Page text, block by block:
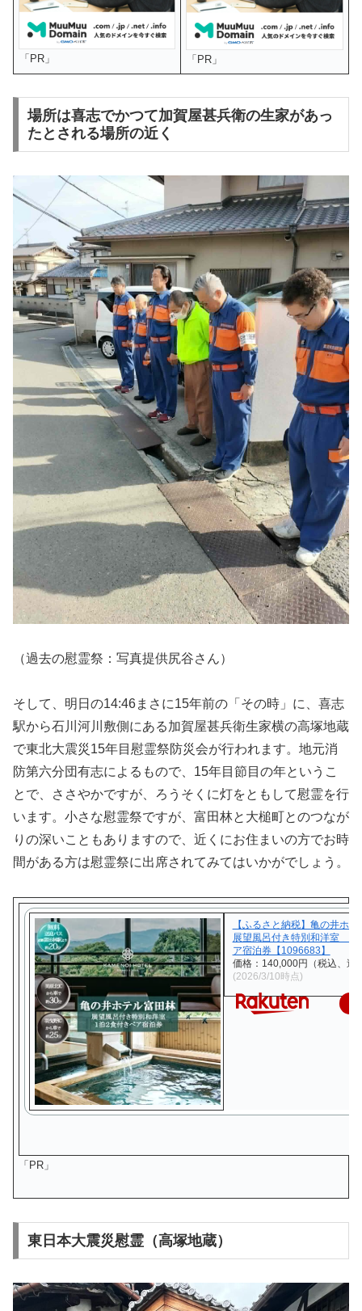
「PR」 「PR」
場所は喜志でかつて加賀屋甚兵衛の生家があっ
たとされる場所の近く
（過去の慰霊祭：写真提供尻谷さん）
そして、明日の14:46まさに15年前の「その時」に、喜志
駅から石川河川敷側にある加賀屋甚兵衛生家横の高塚地蔵
で東北大震災15年目慰霊祭防災会が行われます。地元消
防第六分団有志によるもので、15年目節目の年というこ
とで、ささやかですが、ろうそくに灯をともして慰霊を行
います。小さな慰霊祭ですが、富田林と大槌町とのつなが
りの深いこともありますので、近くにお住まいの方でお時
間がある方は慰霊祭に出席されてみてはいかがでしょう。
【ふるさと納税】亀の井ホ
展望風呂付き特別和洋室 1
ア宿泊券【1096683】
価格：140,000円（税込、送
(2026/3/10時点)
「PR」
東日本大震災慰霊（高塚地蔵）